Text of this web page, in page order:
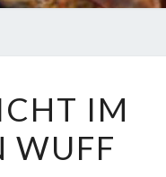
IM
WUFF